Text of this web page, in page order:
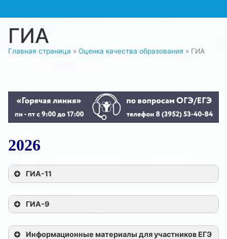
ГИА
Главная страница » Оценка качества образования » ГИА
2026
ГИА-11
ГИА-9
Информационные материалы для участников ЕГЭ